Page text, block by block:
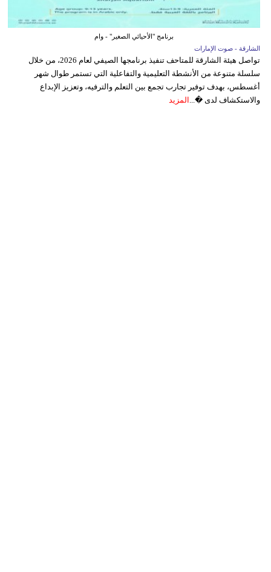
برنامج "الأحيائي الصغير" - وام
الشارقة - صوت الإمارات
تواصل هيئة الشارقة للمتاحف تنفيذ برنامجها الصيفي لعام 2026، من خلال
سلسلة متنوعة من الأنشطة التعليمية والتفاعلية التي تستمر طوال شهر
أغسطس، بهدف توفير تجارب تجمع بين التعلم والترفيه، وتعزيز الإبداع
والاستكشاف لدى �... المزيد